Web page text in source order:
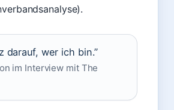
darauf, wer ich bin.”
im Interview mit The